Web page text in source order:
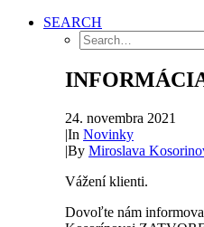
SEARCH
24. novembra 2021
|In Novinky
|By Miroslava
Vážení klienti.
Dovoľte nám